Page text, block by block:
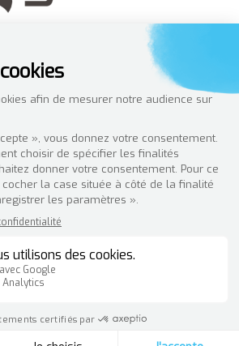
: Création de site Wordpress